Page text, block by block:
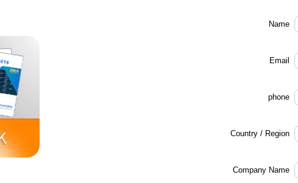
Name
Email
phone
Country / Region
Company Name